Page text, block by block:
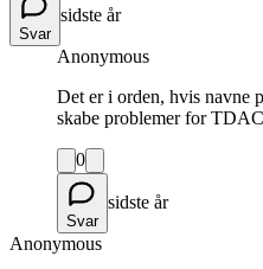
Svar
sidste år
Anonymous
Det er i orden, hvis navne
skabe problemer for
0
Svar
sidste år
Anonymous